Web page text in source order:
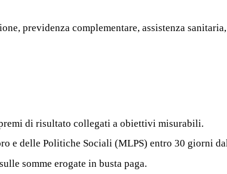
previdenza complementare, assistenza
di risultato collegati a obiettivi misurabili.
e delle Politiche Sociali (MLPS) entro 30 giorni
somme erogate in busta paga.